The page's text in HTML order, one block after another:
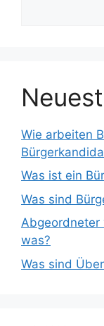
Wie arbeiten
Was ist ein
Was sind
Abgeordneter
was?
Was sind